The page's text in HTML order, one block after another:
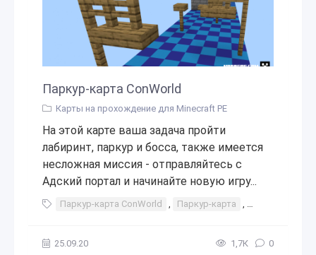
Паркур-карта ConWorld
Карты на прохождение для Minecraft PE
На этой карте ваша задача пройти
лабиринт, паркур и босса, также имеется
несложная миссия - отправляйтесь с
Адский портал и начинайте новую игру...
Паркур-карта ConWorld , Паркур-карта , паркур
25.09.20 1,7К 0